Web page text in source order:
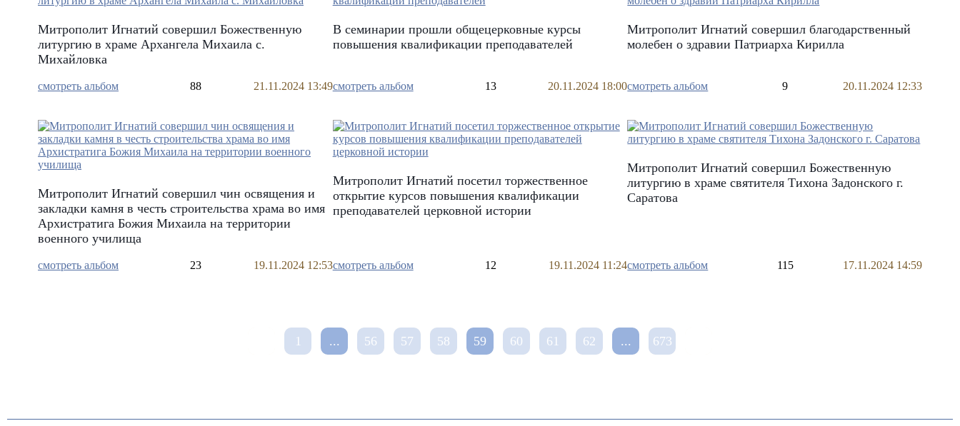
Митрополит Игнатий совершил Божественную
литургию в храме Архангела Михаила с.
Михайловка
смотреть альбом 88 21.11.2024 13:49
В семинарии прошли общецерковные курсы
повышения квалификации преподавателей
смотреть альбом 13 20.11.2024 18:00
Митрополит Игнатий совершил благодарственный
молебен о здравии Патриарха Кирилла
смотреть альбом 9 20.11.2024 12:33
Митрополит Игнатий совершил чин освящения и
закладки камня в честь строительства храма во имя
Архистратига Божия Михаила на территории
военного училища
смотреть альбом 23 19.11.2024 12:53
Митрополит Игнатий посетил торжественное
открытие курсов повышения квалификации
преподавателей церковной истории
смотреть альбом 12 19.11.2024 11:24
Митрополит Игнатий совершил Божественную
литургию в храме святителя Тихона Задонского г.
Саратова
смотреть альбом 115 17.11.2024 14:59
1 ... 56 57 58 59 60 61 62 ... 673